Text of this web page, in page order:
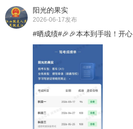
阳光的果实
2026-06-17发布
#晒成绩#🎉🎉本本到手啦！开心